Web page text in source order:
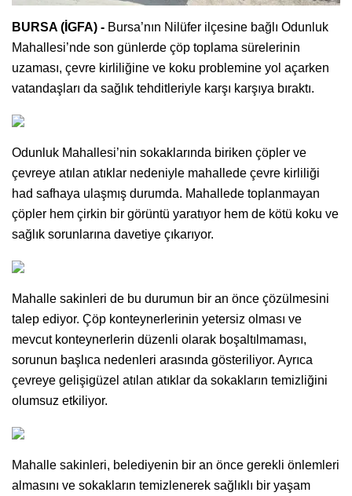
BURSA (İGFA) - Bursa’nın Nilüfer ilçesine bağlı Odunluk
Mahallesi’nde son günlerde çöp toplama sürelerinin
uzaması, çevre kirliliğine ve koku problemine yol açarken
vatandaşları da sağlık tehditleriyle karşı karşıya bıraktı.
Odunluk Mahallesi’nin sokaklarında biriken çöpler ve
çevreye atılan atıklar nedeniyle mahallede çevre kirliliği
had safhaya ulaşmış durumda. Mahallede toplanmayan
çöpler hem çirkin bir görüntü yaratıyor hem de kötü koku ve
sağlık sorunlarına davetiye çıkarıyor.
Mahalle sakinleri de bu durumun bir an önce çözülmesini
talep ediyor. Çöp konteynerlerinin yetersiz olması ve
mevcut konteynerlerin düzenli olarak boşaltılmaması,
sorunun başlıca nedenleri arasında gösteriliyor. Ayrıca
çevreye gelişigüzel atılan atıklar da sokakların temizliğini
olumsuz etkiliyor.
Mahalle sakinleri, belediyenin bir an önce gerekli önlemleri
almasını ve sokakların temizlenerek sağlıklı bir yaşam